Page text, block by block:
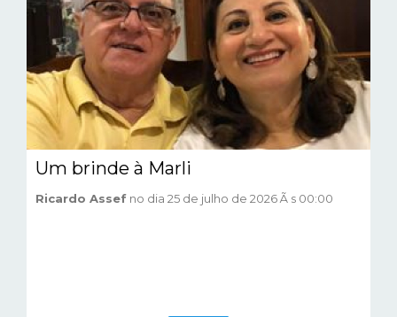
Um brinde à Marli
Ricardo Assef no dia 25 de julho de 2026 Ã s 00:00